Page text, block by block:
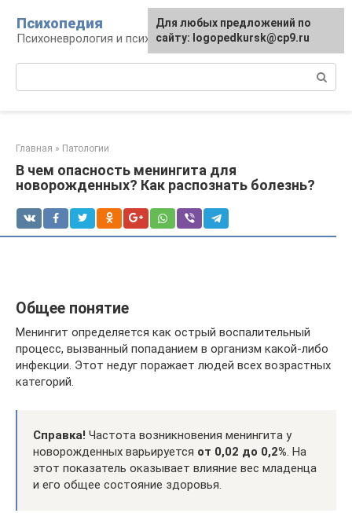
контенту
Психопедия
Психоневрология и психиатрия
Главная » Патологии
В чем опасность менингита для
новорожденных? Как распознать болезнь?
Общее понятие
Менингит определяется как острый воспалительный
процесс, вызванный попаданием в организм какой-либо
инфекции. Этот недуг поражает людей всех возрастных
категорий.
Справка! Частота возникновения менингита у
новорожденных варьируется от 0,02 до 0,2%. На
этот показатель оказывает влияние вес младенца
и его общее состояние здоровья.
Для любых предложений по
сайту: logopedkursk@cp9.ru